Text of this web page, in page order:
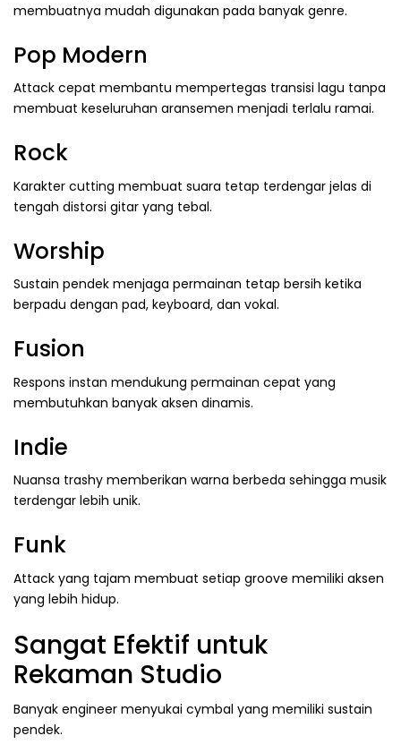
membuatnya mudah digunakan pada banyak genre.
Pop Modern
Attack cepat membantu mempertegas transisi lagu tanpa
membuat keseluruhan aransemen menjadi terlalu ramai.
Rock
Karakter cutting membuat suara tetap terdengar jelas di
tengah distorsi gitar yang tebal.
Worship
Sustain pendek menjaga permainan tetap bersih ketika
berpadu dengan pad, keyboard, dan vokal.
Fusion
Respons instan mendukung permainan cepat yang
membutuhkan banyak aksen dinamis.
Indie
Nuansa trashy memberikan warna berbeda sehingga musik
terdengar lebih unik.
Funk
Attack yang tajam membuat setiap groove memiliki aksen
yang lebih hidup.
Sangat Efektif untuk
Rekaman Studio
Banyak engineer menyukai cymbal yang memiliki sustain
pendek.